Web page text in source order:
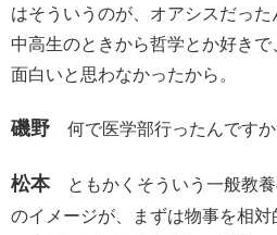
はそういうのが、オアシスだった
中高生のときから哲学とか好きで
面白いと思わなかったから。
磯野 何で医学部行ったんですか
松本ともかくそういう一般教養
のイメージが、まずは物事を相